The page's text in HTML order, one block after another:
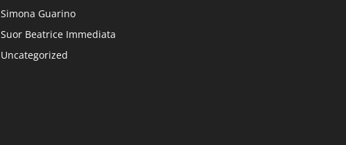
Simona Guarino
Suor Beatrice Immediata
Uncategorized